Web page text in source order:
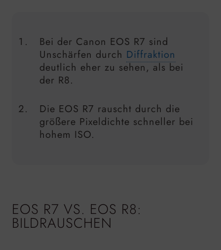
Bei der Canon EOS R7 sind
Unschärfen durch Diffraktion
deutlich eher zu sehen, als bei
der R8.
Die EOS R7 rauscht durch die
größere Pixeldichte schneller bei
hohem ISO.
EOS R7 VS. EOS R8:
BILDRAUSCHEN